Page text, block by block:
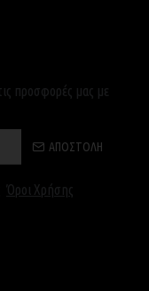
προσφορές μας με
ΑΠΟΣΤΟΛΉ
Όροι Χρήσης